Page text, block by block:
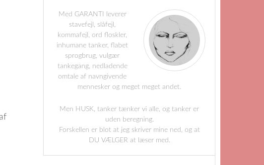
Med GARANTI leverer
stavefejl, slåfejl,
kommafejl, ord floskler,
inhumane tanker, flabet
sprogbrug, vulgær
tankegang, nedladende
omtale af navngivende
mennesker og meget meget andet.
Men HUSK, tanker tænker vi alle, og tanker er
uden beregning.
Forskellen er blot at jeg skriver mine ned, og at
DU VÆLGER at læser med.